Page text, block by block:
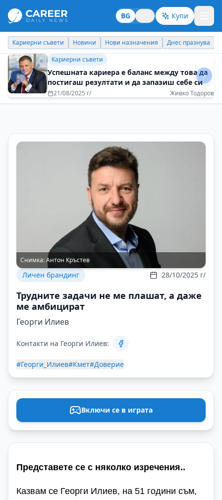
BG Купи
Кариерни съвети Новини Нови назначения Днес празнува
Личен брандинг
Не се страхувайте да искате повече от
живота
16/12/2025 г/ Виктория Игбаубоа
Снимка:Антон Кръстев
Личен брандинг 28/10/2025 г/
Трудните задачи не ме плашат, а даже
ме амбицират
Георги Илиев
Контакти на Георги Илиев:
#Георги_Илиев#Кмет#Доверие
Включи се в играта
Представете се с няколко изречения..
Казвам се Георги Илиев, на 51 години съм,